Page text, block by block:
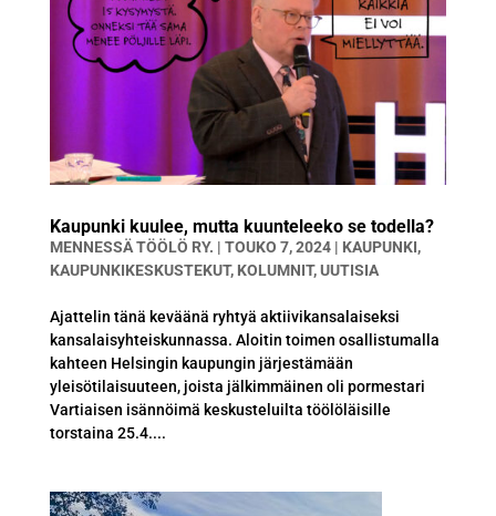
Kaupunki kuulee, mutta kuunteleeko se todella?
MENNESSÄTÖÖLÖ RY. | TOUKO 7, 2024| KAUPUNKI,
KAUPUNKIKESKUSTEKUT, KOLUMNIT,UUTISIA
Ajattelin tänä keväänä ryhtyä aktiivikansalaiseksi
kansalaisyhteiskunnassa. Aloitin toimen osallistumalla
kahteen Helsingin kaupungin järjestämään
yleisötilaisuuteen, joista jälkimmäinen oli pormestari
Vartiaisen isännöimä keskusteluilta töölöläisille
torstaina 25.4....